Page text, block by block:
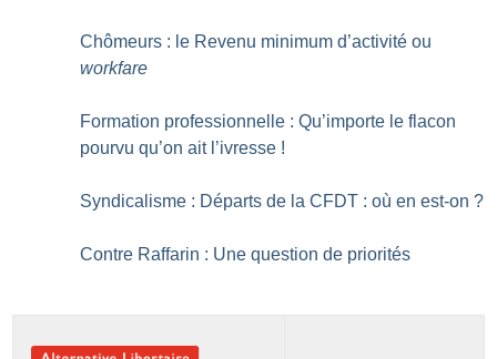
Chômeurs : le Revenu minimum d’activité ou
workfare
Formation professionnelle : Qu’importe le flacon
pourvu qu’on ait l’ivresse !
Syndicalisme : Départs de la CFDT : où en est-on ?
Contre Raffarin : Une question de priorités